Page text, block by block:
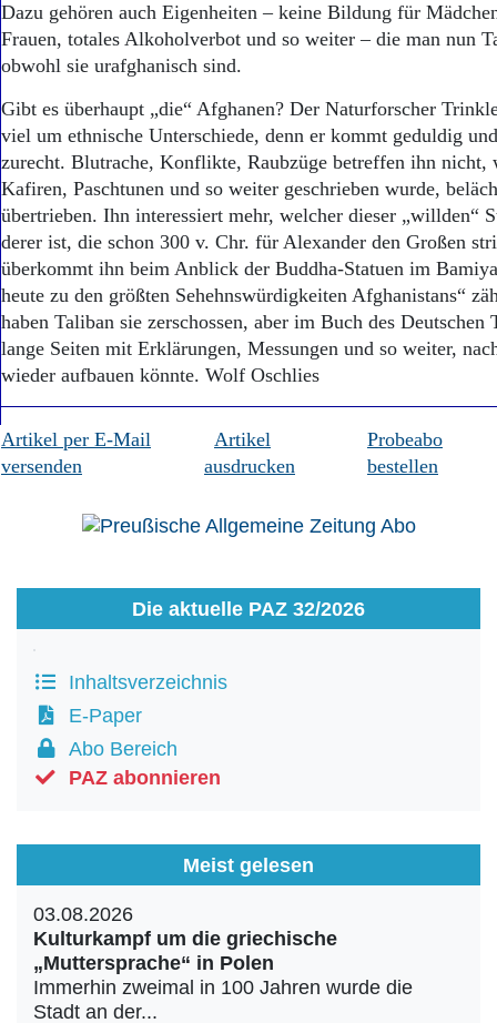
Dazu gehören auch Eigenheiten – keine Bildung für
Frauen, totales Alkoholverbot und so weiter – die man nun
obwohl sie urafghanisch sind.
Gibt es überhaupt „die“ Afghanen? Der Naturforscher
viel um ethnische Unterschiede, denn er kommt geduldig
zurecht. Blutrache, Konflikte, Raubzüge betreffen ihn nicht,
Kafiren, Paschtunen und so weiter geschrieben wurde,
übertrieben. Ihn interessiert mehr, welcher dieser „willden“
derer ist, die schon 300 v. Chr. für Alexander den Großen
überkommt ihn beim Anblick der Buddha-Statuen im
heute zu den größten Sehehnswürdigkeiten Afghanistans“
haben Taliban sie zerschossen, aber im Buch des
lange Seiten mit Erklärungen, Messungen und so weiter,
wieder aufbauen könnte. Wolf Oschlies
Artikel per E-Mail
versenden
Artikel
ausdrucken
Probeabo
bestellen
Die aktuelle PAZ 32/2026
Inhaltsverzeichnis
E-Paper
Abo Bereich
PAZ abonnieren
Meist gelesen
03.08.2026
Kulturkampf um die griechische
„Muttersprache“ in Polen
Immerhin zweimal in 100 Jahren wurde die
Stadt an der...